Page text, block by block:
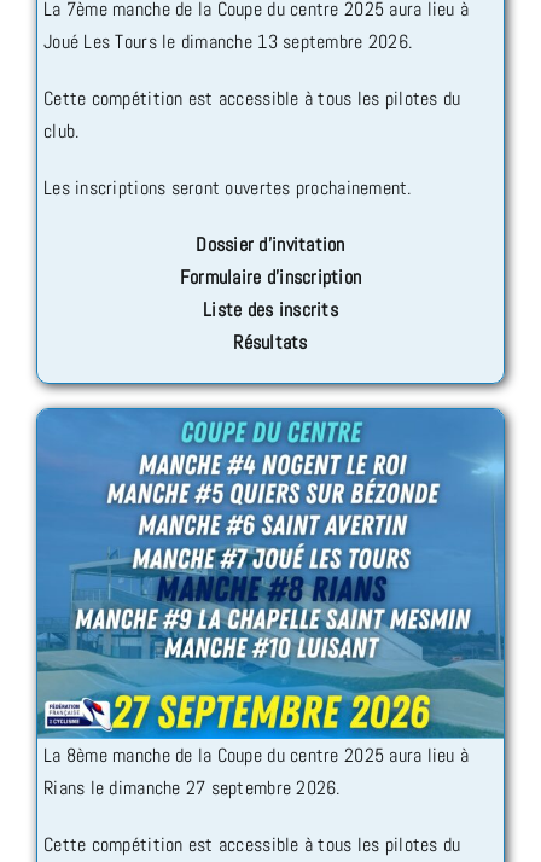
La 7ème manche de la Coupe du centre 2025 aura lieu à
Joué Les Tours le dimanche 13 septembre 2026.
Cette compétition est accessible à tous les pilotes du
club.
Les inscriptions seront ouvertes prochainement.
Dossier d’invitation
Formulaire d’inscription
Liste des inscrits
Résultats
La 8ème manche de la Coupe du centre 2025 aura lieu à
Rians le dimanche 27 septembre 2026.
Cette compétition est accessible à tous les pilotes du